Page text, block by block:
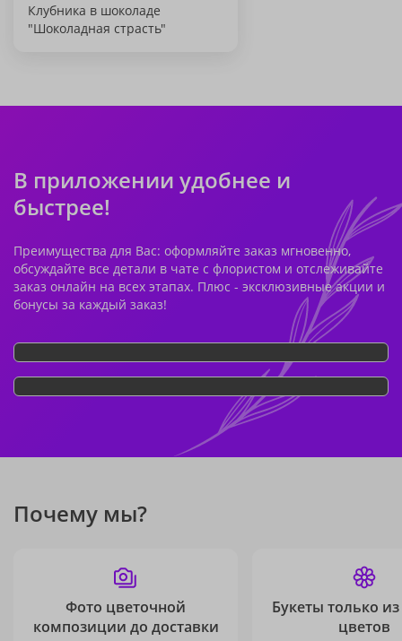
Клубника в шоколаде
"Шоколадная страсть"
В приложении удобнее и
быстрее!
Преимущества для Вас: оформляйте заказ мгновенно,
обсуждайте все детали в чате с флористом и отслеживайте
заказ онлайн на всех этапах. Плюс - эксклюзивные акции и
бонусы за каждый заказ!
Почему мы?
Фото цветочной
композиции до доставки
Букеты только
цветов